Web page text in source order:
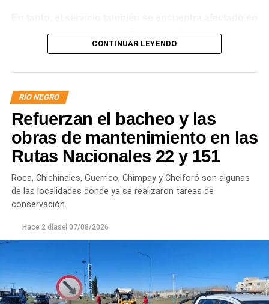
General Roca, Cipolletti y Balsa Las Perlas,
localidades donde podrían registrarse bajas de
trabaja para sostener la producción de agua potable.
Por otra parte, en Gral. E. Godoy se registran valores de
turbiedad cercanos a 80 NTU, mientras que en
Chichinales rondan los 10 NTU. En ambos casos, las
plantas continúan funcionando con monitoreo
permanente.
Los equipos técnicos de Aguas Rionegrinas mantienen
un seguimiento constante de la evolución de la turbiedad
con las condiciones que presenta el río.
CONTINUAR LEYENDO
RÍO NEGRO
Refuerzan el bacheo y las
obras de mantenimiento en las
Rutas Nacionales 22 y 151
Roca, Chichinales, Guerrico, Chimpay y Chelforó son algunas
de las localidades donde ya se realizaron tareas de
conservación.
Hace 2 díasel 07/08/2026